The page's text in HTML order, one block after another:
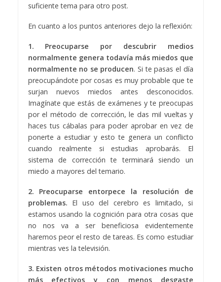
suficiente tema para otro post.
En cuanto a los puntos anteriores dejo la reflexión:
1. Preocuparse por descubrir medios
normalmente genera todavía más miedos que
normalmente no se producen. Si te pasas el día
preocupándote por cosas es muy probable que te
surjan nuevos miedos antes desconocidos.
Imagínate que estás de exámenes y te preocupas
por el método de corrección, le das mil vueltas y
haces tus cábalas para poder aprobar en vez de
ponerte a estudiar y esto te genera un conflicto
cuando realmente si estudias aprobarás. El
sistema de corrección te terminará siendo un
miedo a mayores del temario.
2.
Preocuparse entorpece la resolución de
problemas. El uso del cerebro es limitado, si
estamos usando la cognición para otra cosas que
no nos va a ser beneficiosa evidentemente
haremos peor el resto de tareas. Es como estudiar
mientras ves la televisión.
3. Existen otros métodos motivaciones mucho
más efectivos y con menos desgaste